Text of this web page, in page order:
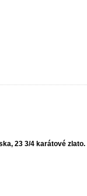
23 3/4 karátové zlato.